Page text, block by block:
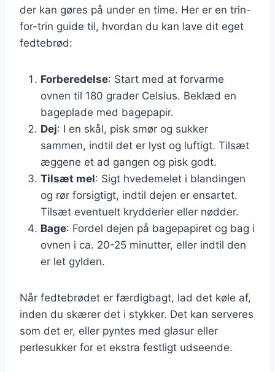
der kan gøres på under en time. Her er en trin-
for-trin guide til, hvordan du kan lave dit eget
fedtebrød:
Forberedelse: Start med at forvarme
ovnen til 180 grader Celsius. Beklæd en
bageplade med bagepapir.
Dej: I en skål, pisk smør og sukker
sammen, indtil det er lyst og luftigt. Tilsæt
æggene et ad gangen og pisk godt.
Tilsæt mel: Sigt hvedemelet i blandingen
og rør forsigtigt, indtil dejen er ensartet.
Tilsæt eventuelt krydderier eller nødder.
Bage: Fordel dejen på bagepapiret og bag i
ovnen i ca. 20-25 minutter, eller indtil den
er let gylden.
Når fedtebrødet er færdigbagt, lad det køle af,
inden du skærer det i stykker. Det kan serveres
som det er, eller pyntes med glasur eller
perlesukker for et ekstra festligt udseende.